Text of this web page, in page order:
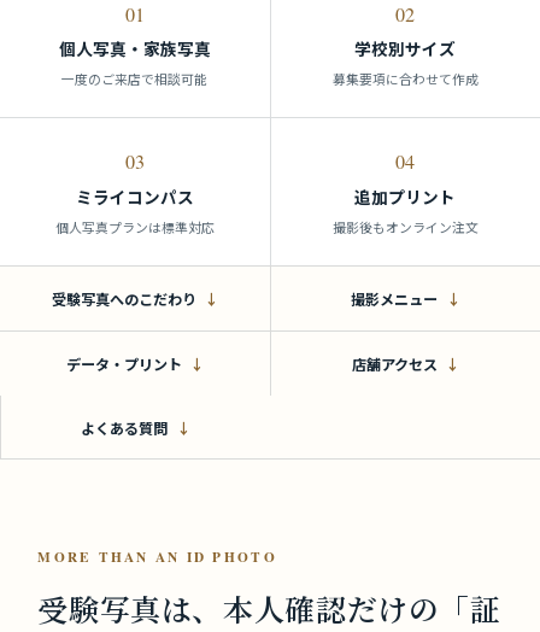
01
個人写真・家族写真
一度のご来店で相談可能
02
学校別サイズ
募集要項に合わせて作成
03
ミライコンパス
個人写真プランは標準対応
04
追加プリント
撮影後もオンライン注文
受験写真へのこだわり 撮影メニュー
データ・プリント 店舗アクセス
よくある質問
MORE THAN AN ID PHOTO
受験写真は、本人確認だけの 「証